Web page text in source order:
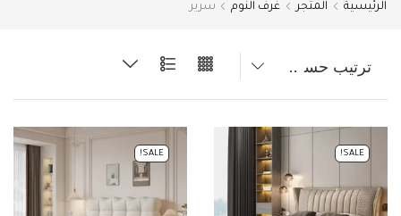
الرئيسية المتجر غرف النوم سرير
SALE!
SALE!